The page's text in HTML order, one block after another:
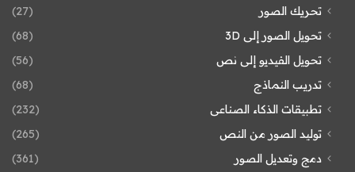
تحريك الصور
(27)
تحويل الصور إلى 3D
(68)
تحويل الفيديو إلى نص
(56)
تدريب النماذج
(68)
تطبيقات الذكاء الصناعى
(232)
توليد الصور من النص
(265)
دمج وتعديل الصور
(361)